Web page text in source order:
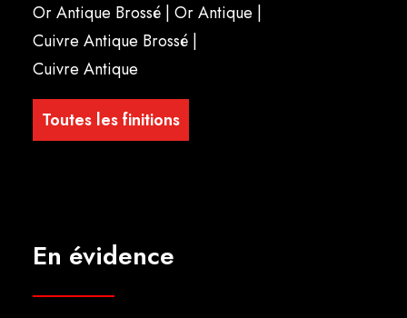
Or Antique Brossé | Or Antique |
Cuivre Antique Brossé |
Cuivre Antique
Toutes les finitions
En évidence